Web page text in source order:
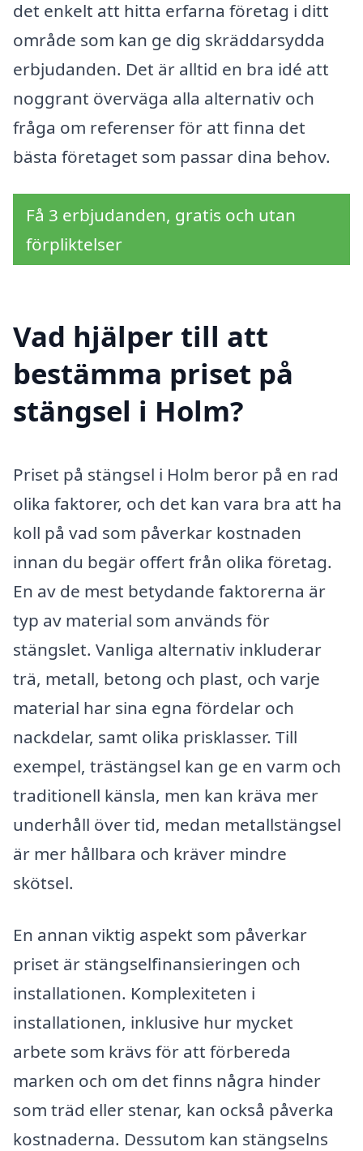
det enkelt att hitta erfarna företag i ditt
område som kan ge dig skräddarsydda
erbjudanden. Det är alltid en bra idé att
noggrant överväga alla alternativ och
fråga om referenser för att finna det
bästa företaget som passar dina behov.
Få 3 erbjudanden, gratis och utan
förpliktelser
Vad hjälper till att
bestämma priset på
stängsel i Holm?
Priset på stängsel i Holm beror på en rad
olika faktorer, och det kan vara bra att ha
koll på vad som påverkar kostnaden
innan du begär offert från olika företag.
En av de mest betydande faktorerna är
typ av material som används för
stängslet. Vanliga alternativ inkluderar
trä, metall, betong och plast, och varje
material har sina egna fördelar och
nackdelar, samt olika prisklasser. Till
exempel, trästängsel kan ge en varm och
traditionell känsla, men kan kräva mer
underhåll över tid, medan metallstängsel
är mer hållbara och kräver mindre
skötsel.
En annan viktig aspekt som påverkar
priset är stängselfinansieringen och
installationen. Komplexiteten i
installationen, inklusive hur mycket
arbete som krävs för att förbereda
marken och om det finns några hinder
som träd eller stenar, kan också påverka
kostnaderna. Dessutom kan stängselns